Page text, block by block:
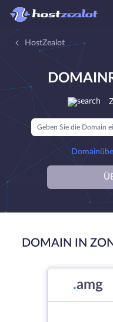
HostZealot
DOMAIN IN
.amg